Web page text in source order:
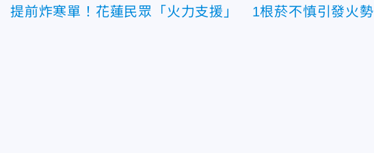
提前炸寒單！花蓮民眾「火力支援」 1根菸不慎引發火勢